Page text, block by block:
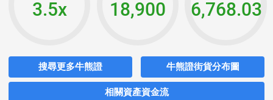
3.5x 18,900 6,768.03
搜尋更多牛熊證 牛熊證街貨分布圖
相關資產資金流